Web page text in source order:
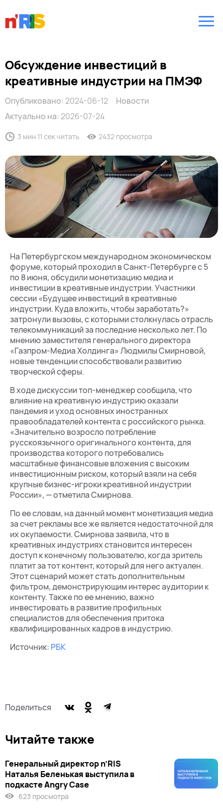
Обсуждение инвестиций в
креативные индустрии на ПМЭФ
Опубликовано: 2024-06-12
Актуально на: 2026-07-24
Новости
3 мин 11 сек читать 2432 просмотра
На Петербургском международном экономическом
форуме, который проходил в Санкт-Петербурге с 5
по 8 июня, обсудили монетизацию медиа и
инвестиции в креативные индустрии. Участники
сессии «Будущее инвестиций в креативные
индустрии. Куда вложить, чтобы заработать?»
затронули вызовы, с которыми столкнулась отрасль
телекоммуникаций за последние несколько лет. По
мнению заместителя генерального директора
«Газпром-Медиа Холдинга» Людмилы Смирновой,
новые тенденции способствовали развитию
творческой сферы.
В ходе дискуссии топ-менеджер сообщила, что
влияние на креативную индустрию оказали
пандемия и уход основных иностранных
правообладателей контента с российского рынка.
«Значительно возросло потребление
русскоязычного оригинального контента, для
производства которого потребовались
масштабные финансовые вложения с высоким
инвестиционным риском, который взяли на себя
крупные бизнес-игроки креативной индустрии
России», — отметила Смирнова.
По ее словам, на данный момент монетизация медиа
за счет рекламы все же является недостаточной для
их окупаемости. Смирнова заявила, что в
креативных индустриях становится интересен
доступ к конечному пользователю, когда зритель
платит за тот контент, который для него актуален.
Этот сценарий может стать дополнительным
фильтром, демонстрирующим интерес аудитории к
контенту. Также по ее мнению, важно
инвестировать в развитие профильных
специалистов для обеспечения притока
квалифицированных кадров в индустрию.
Источник: РБК
Поделиться
Читайте также
Генеральный директор n’RIS
Наталья Беленькая выступила в
подкасте Angry Case
623 просмотра